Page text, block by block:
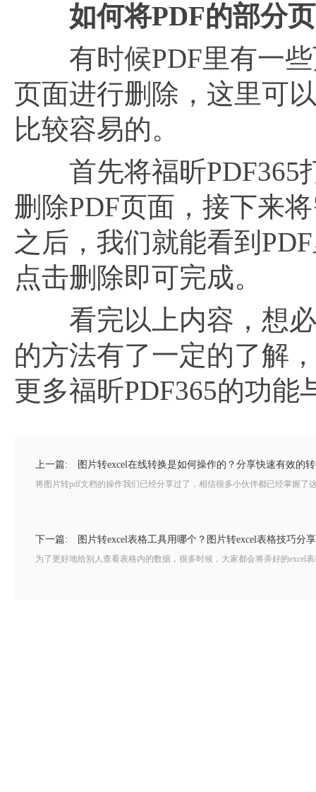
如何将PDF的部分
有时候PDF里有一些
页面进行删除，这里可
比较容易的。
首先将福昕PDF365
删除PDF页面，接下来
之后，我们就能看到
点击删除即可完成。
看完以上内容，想必
的方法有了一定的了解
更多福昕PDF365的功
上一篇: 图片转excel在线转换是如何操作的？分享快速有效的
将图片转pdf文档的操作我们已经分享过了，相信很多小伙伴都已经掌握了
下一篇: 图片转excel表格工具用哪个？图片转excel表格技巧分享
为了更好地给别人查看表格内的数据，很多时候，大家都会将弄好的excel